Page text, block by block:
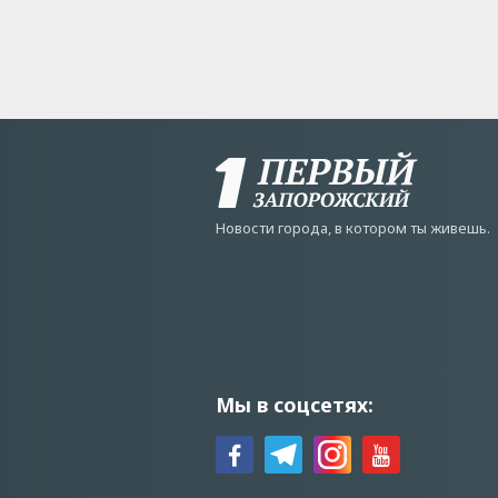
Новости города, в котором ты живешь.
Мы в соцсетях: